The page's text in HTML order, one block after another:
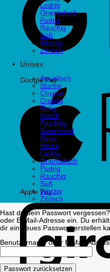
Google Pay
Apple Pay
Ledrig
Orientalisch
Pudrig
Rauchig
Süß
Würzig
Zitrisch
Unisex
Aquatisch
Blumig
Chypre
Cremig
Erdig
Frisch
Fruchtig
Gourmand
Grün
Holzig
Ledrig
Orientalisch
Pudrig
Rauchig
Süß
Würzig
Zitrisch
Hast du dein Passwort
oder E-Mail-Adresse ein. Du
dir ein neues Passwort erstellen
Benutzername oder E-Mail-
Passwort zurücksetzen